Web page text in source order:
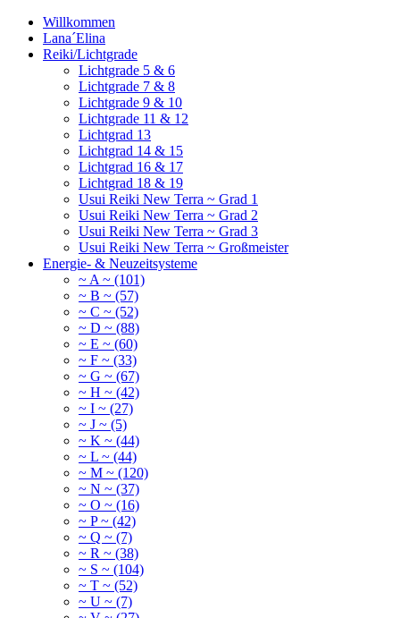
Willkommen
Lana´Elina
Reiki/Lichtgrade
Lichtgrade 5 & 6
Lichtgrade 7 & 8
Lichtgrade 9 & 10
Lichtgrade 11 & 12
Lichtgrad 13
Lichtgrad 14 & 15
Lichtgrad 16 & 17
Lichtgrad 18 & 19
Usui Reiki New Terra ~ Grad 1
Usui Reiki New Terra ~ Grad 2
Usui Reiki New Terra ~ Grad 3
Usui Reiki New Terra ~ Großmeister
Energie- & Neuzeitsysteme
~ A ~ (101)
~ B ~ (57)
~ C ~ (52)
~ D ~ (88)
~ E ~ (60)
~ F ~ (33)
~ G ~ (67)
~ H ~ (42)
~ I ~ (27)
~ J ~ (5)
~ K ~ (44)
~ L ~ (44)
~ M ~ (120)
~ N ~ (37)
~ O ~ (16)
~ P ~ (42)
~ Q ~ (7)
~ R ~ (38)
~ S ~ (104)
~ T ~ (52)
~ U ~ (7)